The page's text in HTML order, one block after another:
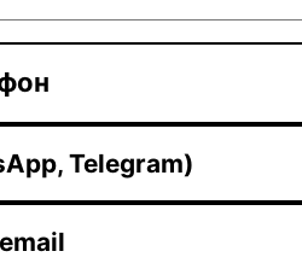
Telegram)